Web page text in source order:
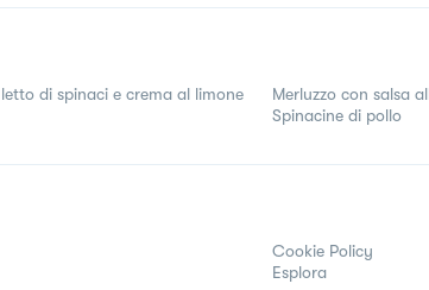
di spinaci e crema al limone
Merluzzo con salsa
Spinacine di pollo
Cookie Policy
Esplora